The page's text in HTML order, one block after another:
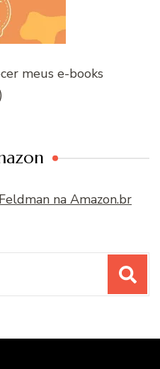
meus e-books
na Amazon.br